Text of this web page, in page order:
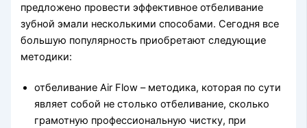
предложено провести эффективное отбеливание
зубной эмали несколькими способами. Сегодня все
большую популярность приобретают следующие
методики:
отбеливание Air Flow – методика, которая по сути
являет собой не столько отбеливание, сколько
грамотную профессиональную чистку, при